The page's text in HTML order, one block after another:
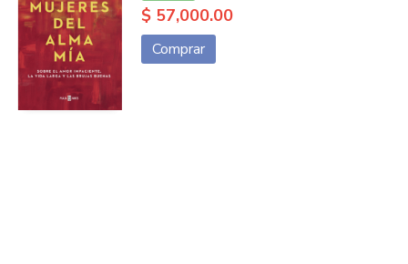
$ 57,000.00
Comprar